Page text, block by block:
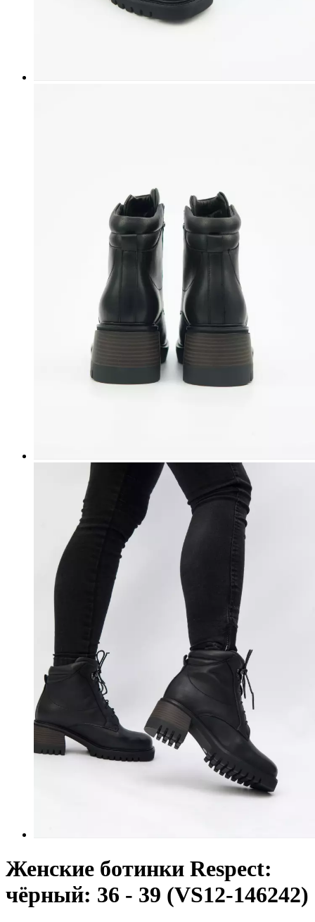
Женские ботинки Respect:
чёрный: 36 - 39 (VS12-146242)